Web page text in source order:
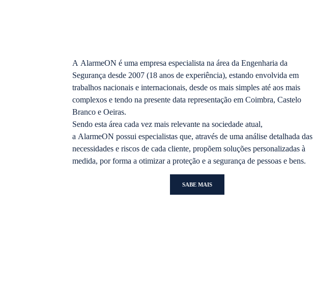
A AlarmeON é uma empresa especialista na área da Engenharia da
Segurança desde 2007 (18 anos de experiência), estando envolvida em
trabalhos nacionais e internacionais, desde os mais simples até aos mais
complexos e tendo na presente data representação em Coimbra, Castelo
Branco e Oeiras.
Sendo esta área cada vez mais relevante na sociedade atual,
a AlarmeON possui especialistas que, através de uma análise detalhada das
necessidades e riscos de cada cliente, propõem soluções personalizadas à
medida, por forma a otimizar a proteção e a segurança de pessoas e bens.
SABE MAIS